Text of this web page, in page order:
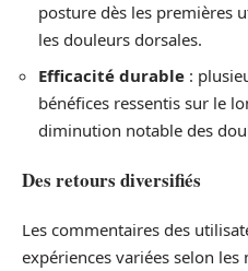
posture dès les premières
les douleurs dorsales.
Efficacité durable :
bénéfices ressentis sur le
diminution notable des
Des retours diversifiés
Les commentaires des
expériences variées selon